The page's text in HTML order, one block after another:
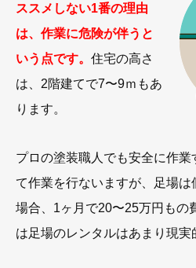
ススメしない1番の理由
は、作業に危険が伴うと
いう点です。 住宅の高さ
は、2階建てで7〜9ｍもあ
ります。
プロの塗装職人でも安全に作
て作業を行ないますが、足場は
場合、1ヶ月で20〜25万円もの
は足場のレンタルはあまり現実